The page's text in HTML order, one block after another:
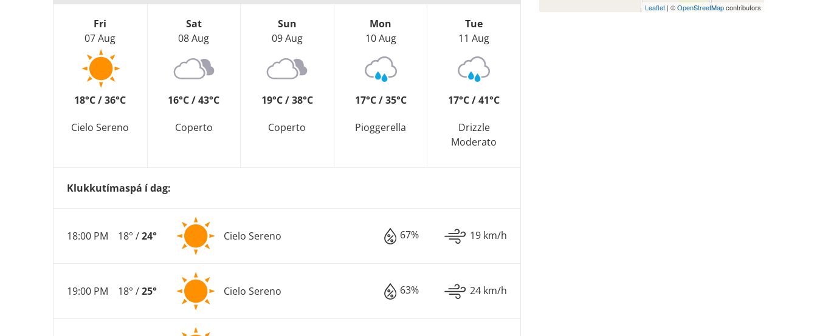
Fri
07 Aug
18°C / 36°C
Cielo Sereno
Sat
08 Aug
16°C / 43°C
Coperto
Sun
09 Aug
19°C / 38°C
Coperto
Mon
10 Aug
17°C / 35°C
Pioggerella
Tue
11 Aug
17°C / 41°C
Drizzle
Moderato
Klukkutímaspá í dag:
18:00 PM 18° /24° Cielo Sereno 67% 19 km/h
19:00 PM 18° /25° Cielo Sereno 63% 24 km/h
Leaflet | ©OpenStreetMapcontributors